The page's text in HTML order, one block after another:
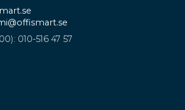
010-516 47 57